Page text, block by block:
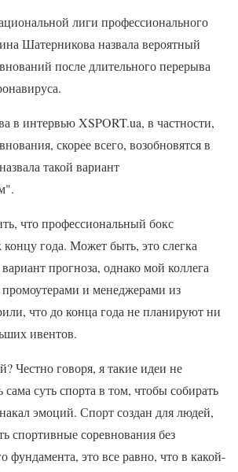
лиги профессионального
Шатерникова назвала вероятный
после длительного перерыва
в интервью XSPORT.ua, в частности,
скорее всего, возобновятся в
такой вариант
что профессиональный бокс
концу года. Может быть, это слегка
прогноза, однако мой коллега
и менеджерами из
что до конца года не планируют ни
ивентов.
Честно говоря, я такие идеи не
суть спорта в том, чтобы собирать
эмоций. Спорт создан для людей,
спортивные соревнования без
фундамента, это все равно, что в какой-